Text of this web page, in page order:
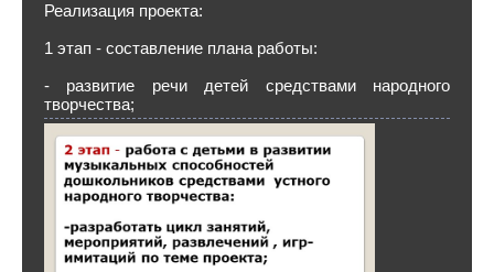
Реализация проекта:
1 этап - составление плана работы:
- развитие речи детей средствами народного
творчества;